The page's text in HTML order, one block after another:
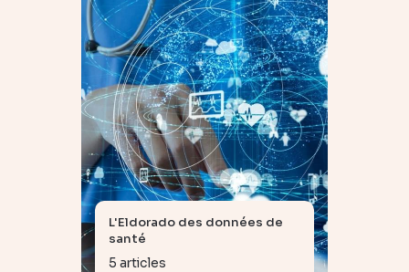
L'Eldorado des données de
santé
5 articles